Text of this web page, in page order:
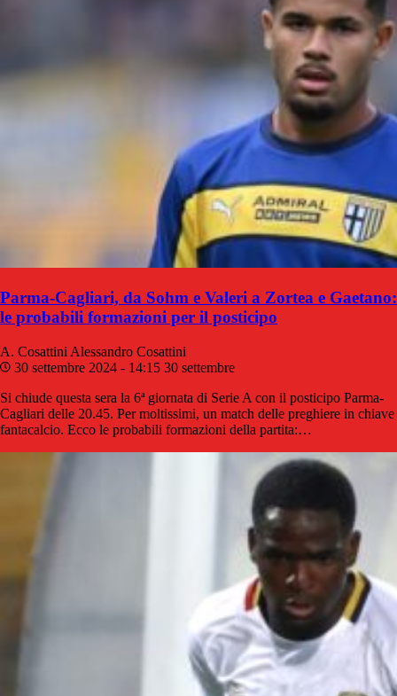
Parma-Cagliari, da Sohm e Valeri a Zortea e Gaetano:
le probabili formazioni per il posticipo
A. Cosattini Alessandro Cosattini
30 settembre 2024 - 14:15 30 settembre
Si chiude questa sera la 6ª giornata di Serie A con il posticipo Parma-
Cagliari delle 20.45. Per moltissimi, un match delle preghiere in chiave
fantacalcio. Ecco le probabili formazioni della partita:…